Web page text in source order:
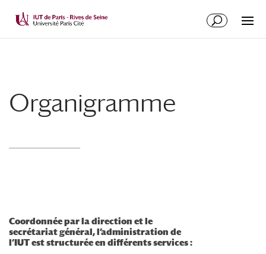
Organigramme
Coordonnée par la direction et le
secrétariat général, l’administration de
l’IUT est structurée en différents services :